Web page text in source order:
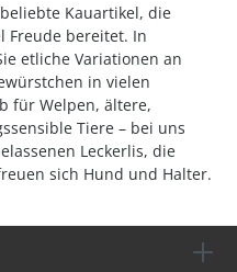
Kauartikel, die
Freude bereitet. In
etliche Variationen an
in vielen
für Welpen, ältere,
Tiere – bei uns
Leckerlis, die
sich Hund und Halter.